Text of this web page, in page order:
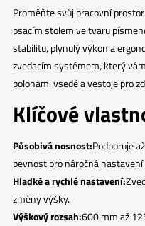
Proměňte svůj pracovní
psacím stolem ve tvaru
stabilitu, plynulý výkon a
zvedacím systémem, který
polohami vsedě a vestoje pro
Klíčové
Působivá nosnost:Podporuje
pevnost pro náročná nastavení.
Hladké a rychlé nastavení:
změny výšky.
Výškový rozsah:600 mm až